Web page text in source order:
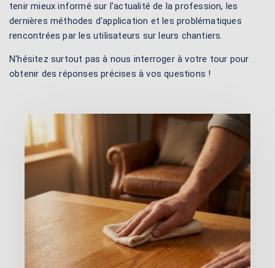
tenir mieux informé sur l'actualité de la profession, les
dernières méthodes d'application et les problématiques
rencontrées par les utilisateurs sur leurs chantiers.
N'hésitez surtout pas à nous interroger à votre tour pour
obtenir des réponses précises à vos questions !